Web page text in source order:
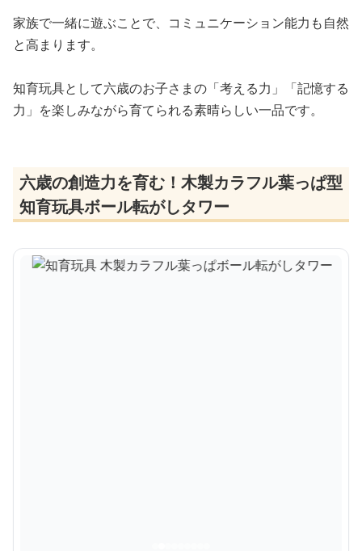
家族で一緒に遊ぶことで、コミュニケーション能力も自然
と高まります。
知育玩具として六歳のお子さまの「考える力」「記憶する
力」を楽しみながら育てられる素晴らしい一品です。
六歳の創造力を育む！木製カラフル葉っぱ型
知育玩具ボール転がしタワー